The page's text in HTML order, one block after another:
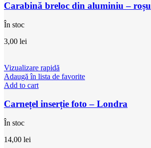
Carabină breloc din aluminiu – roșu
În stoc
3,00 lei
Vizualizare rapidă
Adaugă în lista de favorite
Add to cart
Carnețel inserție foto – Londra
În stoc
14,00 lei